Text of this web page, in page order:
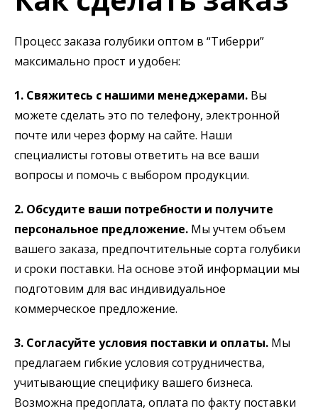
Процесс заказа голубики оптом в “Тиберри”
максимально прост и удобен:
1. Свяжитесь с нашими менеджерами. Вы
можете сделать это по телефону, электронной
почте или через форму на сайте. Наши
специалисты готовы ответить на все ваши
вопросы и помочь с выбором продукции.
2. Обсудите ваши потребности и получите
персональное предложение. Мы учтем объем
вашего заказа, предпочтительные сорта голубики
и сроки поставки. На основе этой информации мы
подготовим для вас индивидуальное
коммерческое предложение.
3. Согласуйте условия поставки и оплаты. Мы
предлагаем гибкие условия сотрудничества,
учитывающие специфику вашего бизнеса.
Возможна предоплата, оплата по факту поставки